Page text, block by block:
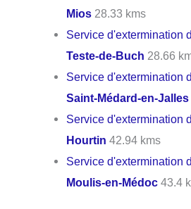
Mios 28.33 kms
Service d'extermination
Teste-de-Buch 28.66
Service d'extermination
Saint-Médard-en-Jalles
Service d'extermination
Hourtin 42.94 kms
Service d'extermination
Moulis-en-Médoc 43.4